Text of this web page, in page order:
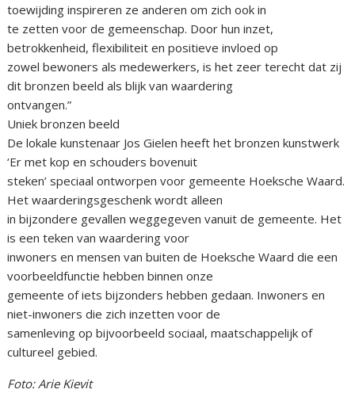
toewijding inspireren ze anderen om zich ook in
te zetten voor de gemeenschap. Door hun inzet,
betrokkenheid, flexibiliteit en positieve invloed op
zowel bewoners als medewerkers, is het zeer terecht dat zij
dit bronzen beeld als blijk van waardering
ontvangen.”
Uniek bronzen beeld
De lokale kunstenaar Jos Gielen heeft het bronzen kunstwerk
‘Er met kop en schouders bovenuit
steken’ speciaal ontworpen voor gemeente Hoeksche Waard.
Het waarderingsgeschenk wordt alleen
in bijzondere gevallen weggegeven vanuit de gemeente. Het
is een teken van waardering voor
inwoners en mensen van buiten de Hoeksche Waard die een
voorbeeldfunctie hebben binnen onze
gemeente of iets bijzonders hebben gedaan. Inwoners en
niet-inwoners die zich inzetten voor de
samenleving op bijvoorbeeld sociaal, maatschappelijk of
cultureel gebied.
Foto: Arie Kievit